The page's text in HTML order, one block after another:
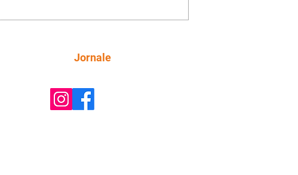
(IPLAN), que está intensificando a
fiscalização sobre as calçadas, o que inclui
Jornale